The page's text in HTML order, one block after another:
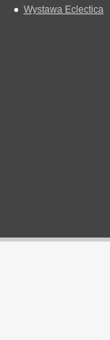
Wystawa Eclectica